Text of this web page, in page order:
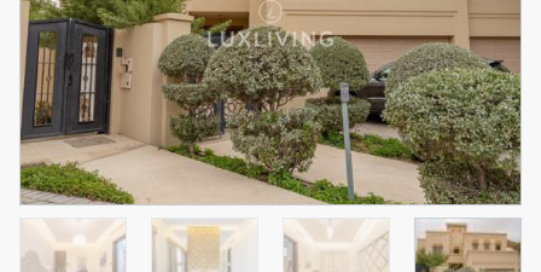
3
سرير
1
حمام
1
المنطقة (متر
مربع)
70.03
المعروض
غير مفروش /ة
الشيكات
1
اسم الوسيط
NILOOFAR ABBAS VAKIL
رقم الوسيط
أتصل الأن